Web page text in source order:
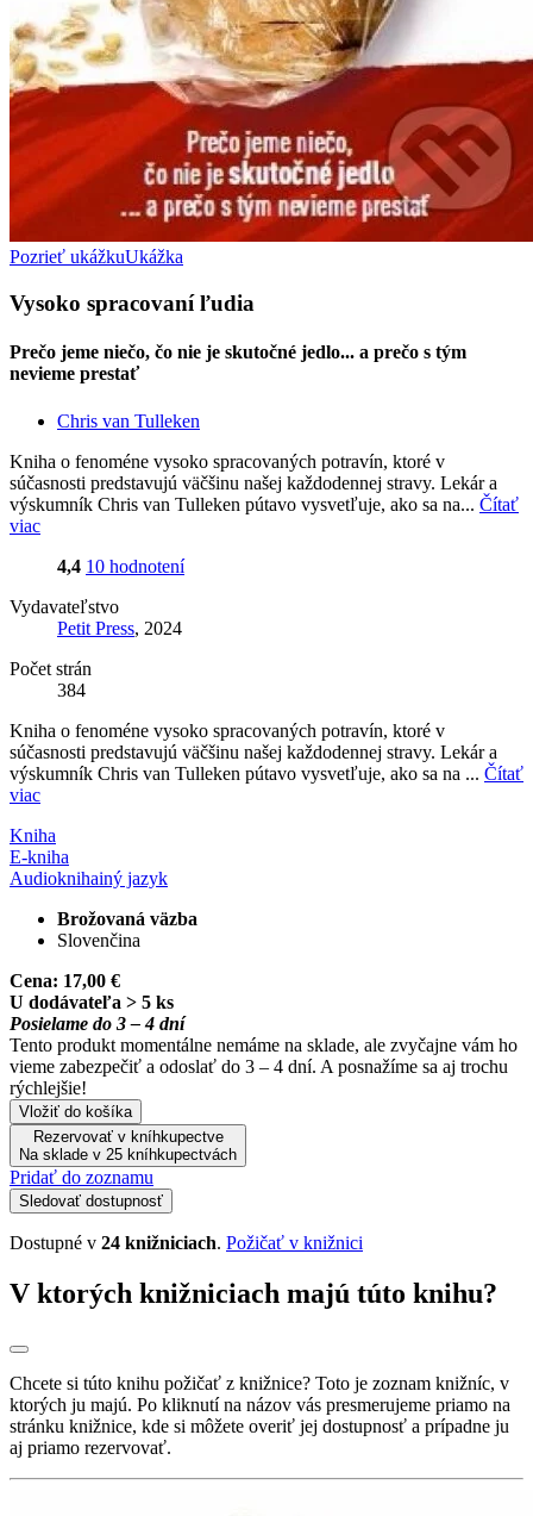
Pozrieť ukážkuUkážka
Vysoko spracovaní ľudia
Prečo jeme niečo, čo nie je skutočné jedlo... a prečo s tým
nevieme prestať
Chris van Tulleken
Kniha o fenoméne vysoko spracovaných potravín, ktoré v
súčasnosti predstavujú väčšinu našej každodennej stravy. Lekár a
výskumník Chris van Tulleken pútavo vysvetľuje, ako sa na... Čítať
viac
4,4 10 hodnotení
Vydavateľstvo
Petit Press, 2024
Počet strán
384
Kniha o fenoméne vysoko spracovaných potravín, ktoré v
súčasnosti predstavujú väčšinu našej každodennej stravy. Lekár a
výskumník Chris van Tulleken pútavo vysvetľuje, ako sa na ... Čítať
viac
Kniha
E-kniha
Audioknihainý jazyk
Brožovaná väzba
Slovenčina
Cena: 17,00 €
U dodávateľa > 5 ks
Posielame do 3 – 4 dní
Tento produkt momentálne nemáme na sklade, ale zvyčajne vám ho
vieme zabezpečiť a odoslať do 3 – 4 dní. A posnažíme sa aj trochu
rýchlejšie!
Vložiť do košíka
Rezervovať v kníhkupectve
Na sklade v 25 kníhkupectvách
Pridať do zoznamu
Sledovať dostupnosť
Dostupné v 24 knižniciach. Požičať v knižnici
V ktorých knižniciach majú túto knihu?
Chcete si túto knihu požičať z knižnice? Toto je zoznam knižníc, v
ktorých ju majú. Po kliknutí na názov vás presmerujeme priamo na
stránku knižnice, kde si môžete overiť jej dostupnosť a prípadne ju
aj priamo rezervovať.